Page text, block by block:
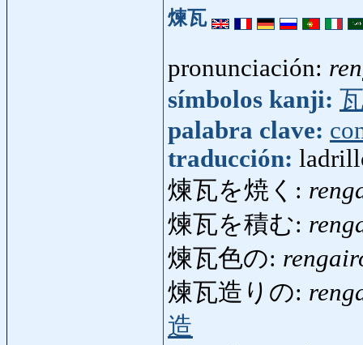
煉瓦
pronunciación:
símbolos kanji:
palabra clave:
traducción:
煉瓦を焼く:
煉瓦を積む:
煉瓦色の:
煉瓦造りの:
造